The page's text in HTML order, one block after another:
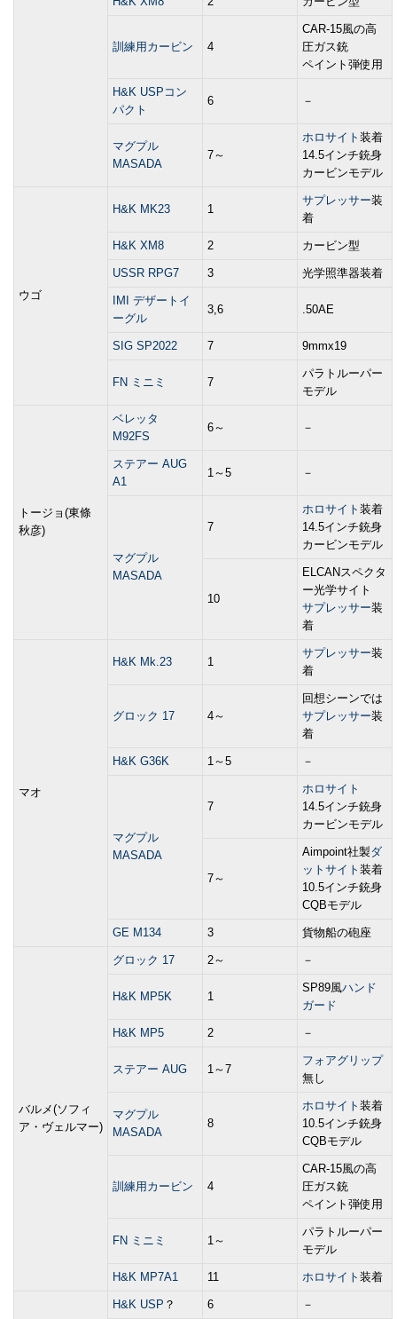
訓練用カービン 4
CAR-15風の高
圧ガス銃
ペイント弾使用
H&K USPコン
パクト
6 －
マグプル
MASADA
7～
ホロサイト 装着
14.5インチ銃身
カービンモデル
ウゴ
H&K MK23 1
サプレッサー装
着
H&K XM8 2 カービン型
USSR RPG7 3 光学照準器装着
IMI デザートイ
ーグル
3,6 .50AE
SIG SP2022 7 9mmx19
FN ミニミ 7
パラトルーパー
モデル
トージョ(東條
秋彦)
ベレッタ
M92FS
6～ －
ステアー AUG
A1
1～5 －
マグプル
MASADA
7
ホロサイト 装着
14.5インチ銃身
カービンモデル
10
ELCANスペクタ
ー光学サイト
サプレッサー装
着
マオ
H&K Mk.23 1
サプレッサー装
着
グロック 17 4～
回想シーンでは
サプレッサー装
着
H&K G36K 1～5 －
マグプル
MASADA
7
ホロサイト
14.5インチ銃身
カービンモデル
7～
Aimpoint社製ダ
ットサイト 装着
10.5インチ銃身
CQBモデル
GE M134 3 貨物船の砲座
バルメ(ソフィ
ア・ヴェルマー)
グロック 17 2～ －
H&K MP5K 1
SP89風ハンド
ガード
H&K MP5 2 －
ステアー AUG 1～7
フォアグリップ
無し
マグプル
MASADA
8
ホロサイト 装着
10.5インチ銃身
CQBモデル
訓練用カービン 4
CAR-15風の高
圧ガス銃
ペイント弾使用
FN ミニミ 1～
パラトルーパー
モデル
H&K MP7A1 11 ホロサイト 装着
H&K USP ？ 6 －